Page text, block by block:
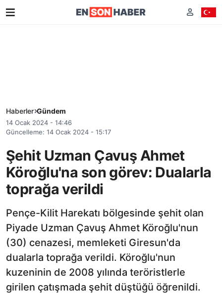
Haberler Gündem
14 Ocak 2024 - 14:46
Güncelleme: 14 Ocak 2024 - 15:17
Şehit Uzman Çavuş Ahmet
Köroğlu'na son görev: Dualarla
toprağa verildi
Pençe-Kilit Harekatı bölgesinde şehit olan
Piyade Uzman Çavuş Ahmet Köroğlu'nun
(30) cenazesi, memleketi Giresun'da
dualarla toprağa verildi. Köroğlu'nun
kuzeninin de 2008 yılında teröristlerle
girilen çatışmada şehit düştüğü öğrenildi.